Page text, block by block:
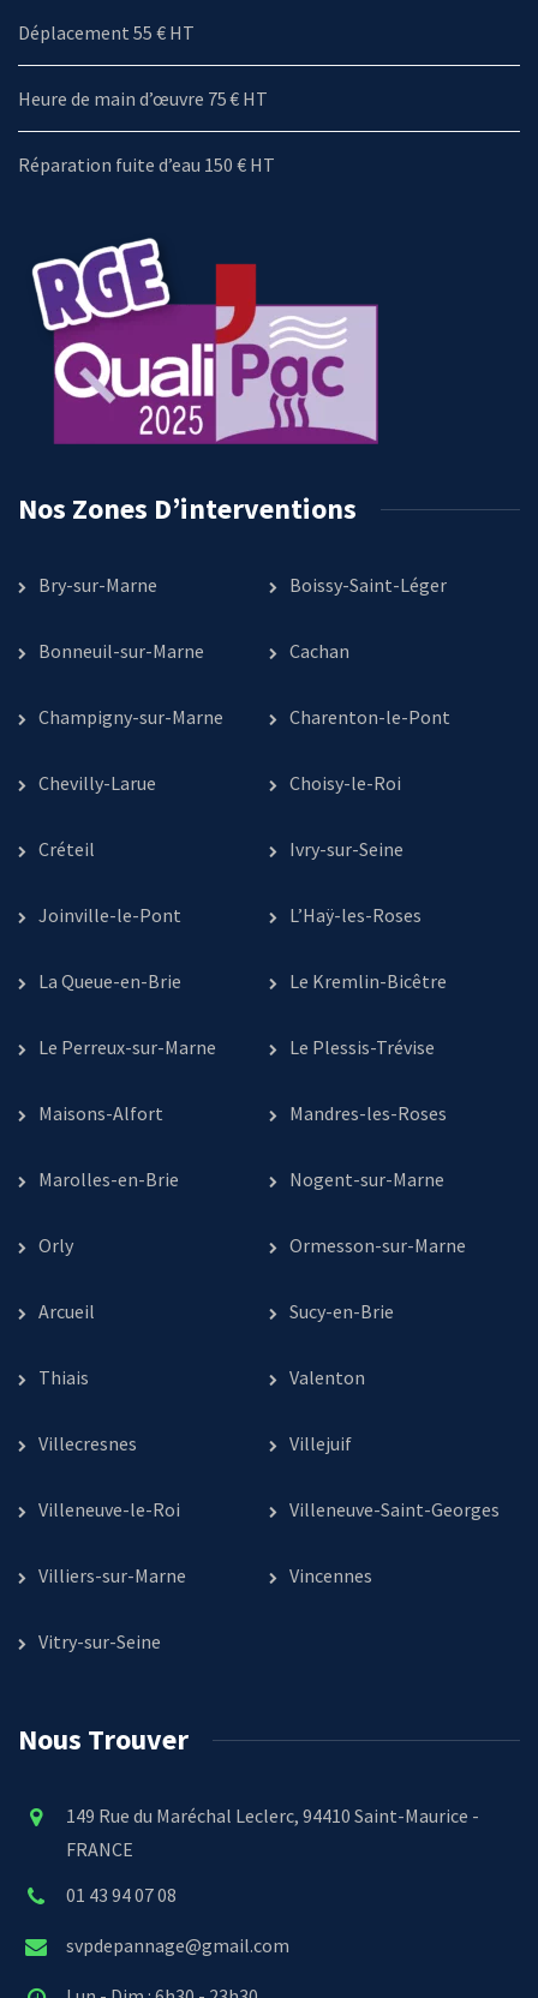
Déplacement 55 € HT
Heure de main d’œuvre 75 € HT
Réparation fuite d’eau 150 € HT
Nos Zones D’interventions
Bry-sur-Marne Boissy-Saint-Léger
Bonneuil-sur-Marne Cachan
Champigny-sur-Marne Charenton-le-Pont
Chevilly-Larue Choisy-le-Roi
Créteil Ivry-sur-Seine
Joinville-le-Pont L’Haÿ-les-Roses
La Queue-en-Brie Le Kremlin-Bicêtre
Le Perreux-sur-Marne Le Plessis-Trévise
Maisons-Alfort Mandres-les-Roses
Marolles-en-Brie Nogent-sur-Marne
Orly Ormesson-sur-Marne
Arcueil Sucy-en-Brie
Thiais Valenton
Villecresnes Villejuif
Villeneuve-le-Roi Villeneuve-Saint-Georges
Villiers-sur-Marne Vincennes
Vitry-sur-Seine
Nous Trouver
149 Rue du Maréchal Leclerc, 94410 Saint-Maurice -
FRANCE
01 43 94 07 08
svpdepannage@gmail.com